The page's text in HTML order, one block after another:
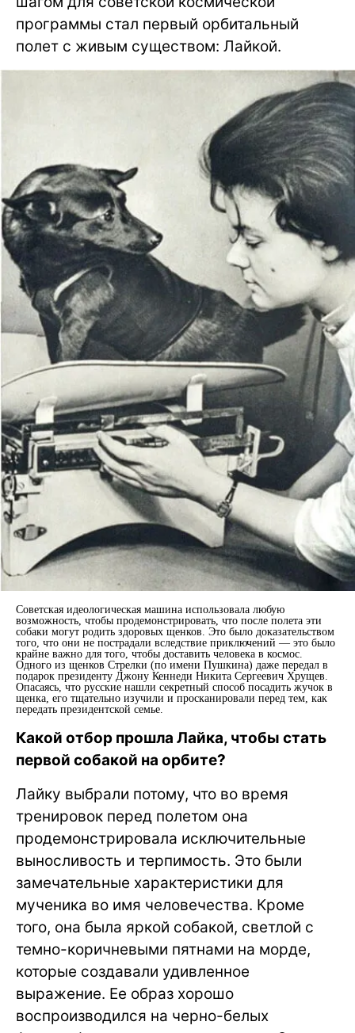
программы стал первый орбитальный
полет с живым существом: Лайкой.
Советская идеологическая машина использовала любую
возможность, чтобы продемонстрировать, что после полета эти
собаки могут родить здоровых щенков. Это было доказательством
того, что они не пострадали вследствие приключений — это было
крайне важно для того, чтобы доставить человека в космос.
Одного из щенков Стрелки (по имени Пушкина) даже передал в
подарок президенту Джону Кеннеди Никита Сергеевич Хрущев.
Опасаясь, что русские нашли секретный способ посадить жучок в
щенка, его тщательно изучили и просканировали перед тем, как
передать президентской семье.
Какой отбор прошла Лайка, чтобы стать
первой собакой на орбите?
Лайку выбрали потому, что во время
тренировок перед полетом она
продемонстрировала исключительные
выносливость и терпимость. Это были
замечательные характеристики для
мученика во имя человечества. Кроме
того, она была яркой собакой, светлой с
темно-коричневыми пятнами на морде,
которые создавали удивленное
выражение. Ее образ хорошо
воспроизводился на черно-белых